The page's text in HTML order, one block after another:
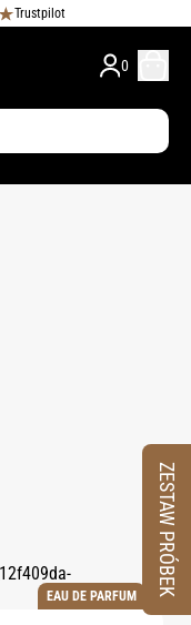
Trustpilot
0
EAU DE PARFUM ZESTAW PRÓBEK